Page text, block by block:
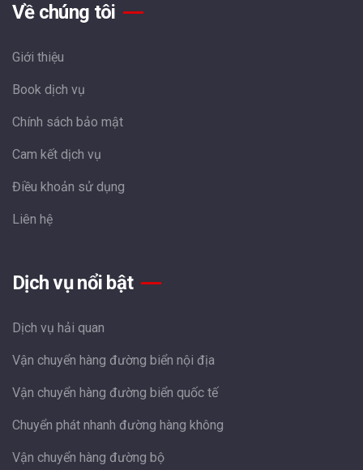
Về chúng tôi
Giới thiệu
Book dịch vụ
Chính sách bảo mật
Cam kết dịch vụ
Điều khoản sử dụng
Liên hệ
Dịch vụ nổi bật
Dịch vụ hải quan
Vận chuyển hàng đường biển nội địa
Vận chuyển hàng đường biển quốc tế
Chuyển phát nhanh đường hàng không
Vận chuyển hàng đường bộ